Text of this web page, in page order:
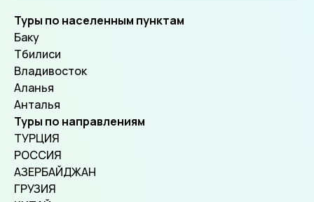
Туры по населенным пунктам
Баку
Тбилиси
Владивосток
Аланья
Анталья
Туры по направлениям
ТУРЦИЯ
РОССИЯ
АЗЕРБАЙДЖАН
ГРУЗИЯ